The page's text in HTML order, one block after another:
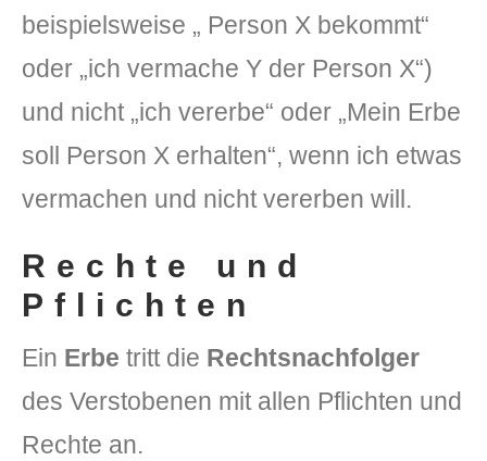
beispielsweise „ Person X bekommt“
oder „ich vermache Y der Person X“)
und nicht „ich vererbe“ oder „Mein Erbe
soll Person X erhalten“, wenn ich etwas
vermachen und nicht vererben will.
Rechte und
Pflichten
Ein Erbe tritt die Rechtsnachfolger
des Verstobenen mit allen Pflichten und
Rechte an.